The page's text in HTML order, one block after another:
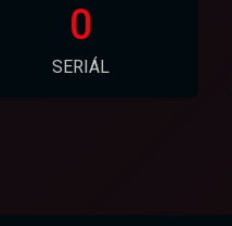
0
SERIÁL